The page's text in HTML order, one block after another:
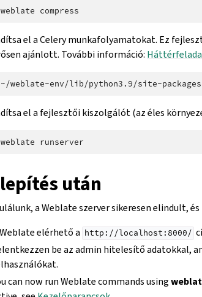
weblate
el a Celery munkafolyamatokat. Ez
ajánlott. További információ:
~/weblate-env/lib/python3.9/site-
el a fejlesztői kiszolgálót (az éles
weblate
után
a Weblate szerver sikeresen elindult,
elérhető a http://localhost:8000/
be az admin hitelesítő adatokkal,
can now run Weblate commands using